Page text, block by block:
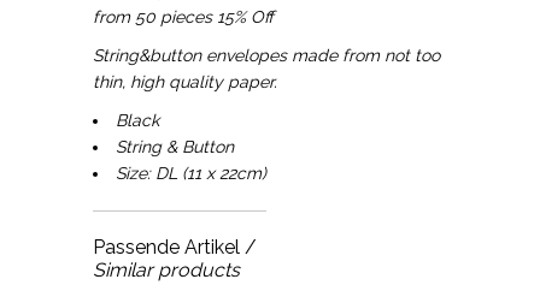
from 50 pieces 15% Off
String&button envelopes made from not too
thin, high quality paper.
Black
String & Button
Size: DL (11 x 22cm)
Passende Artikel /
Similar products